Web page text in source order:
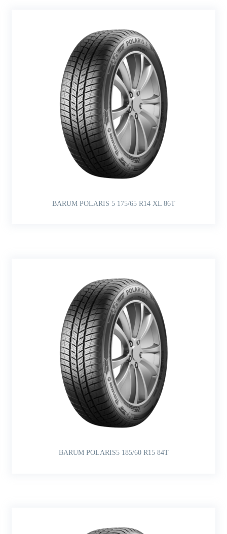
BARUM POLARIS 5 175/65 R14 XL 86T
BARUM POLARIS5 185/60 R15 84T